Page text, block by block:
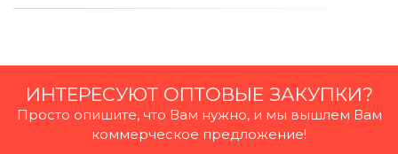
ИНТЕРЕСУЮТ ОПТОВЫЕ ЗАКУПКИ?
Просто опишите, что Вам нужно, и мы вышлем Вам
коммерческое предложение!